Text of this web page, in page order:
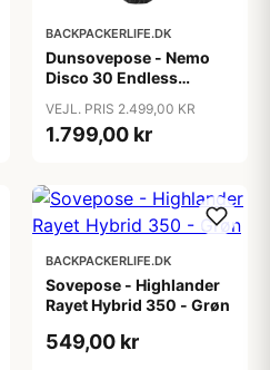
BACKPACKERLIFE.DK
Dunsovepose - Nemo
Disco 30 Endless
VEJL. PRIS 2.499,00 KR
1.799,00 kr
BACKPACKERLIFE.DK
Sovepose - Highlander
Rayet Hybrid 350 - Grøn
549,00 kr